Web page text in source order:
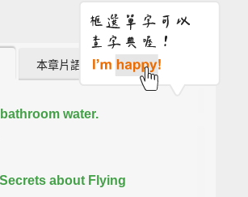
本章片語 (2)
water.
about Flying